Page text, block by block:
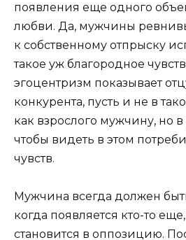
появления еще одного
любви. Да, мужчины
к собственному отпрыску
такое уж благородное
эгоцентризм показывает
конкурента, пусть и не в
как взрослого мужчину, но в
чтобы видеть в этом
чувств.
Мужчина всегда должен
когда появляется кто-то
становится в оппозицию.